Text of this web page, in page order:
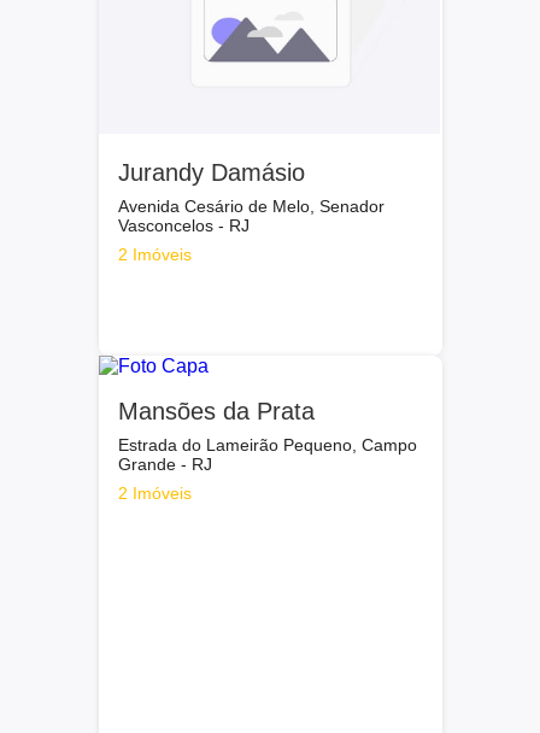
Jurandy Damásio
Avenida Cesário de Melo, Senador
Vasconcelos - RJ
2 Imóveis
Mansões da Prata
Estrada do Lameirão Pequeno, Campo
Grande - RJ
2 Imóveis